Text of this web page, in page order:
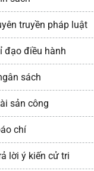
truyền pháp luật
đạo điều hành
sách
sản công
chí
lời ý kiến cử tri